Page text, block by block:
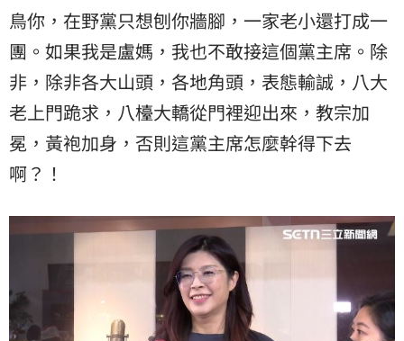
鳥你，在野黨只想刨你牆腳，一家老小還打成一
團。如果我是盧媽，我也不敢接這個黨主席。除
非，除非各大山頭，各地角頭，表態輸誠，八大
老上門跪求，八檯大轎從門裡迎出來，教宗加
冕，黃袍加身，否則這黨主席怎麼幹得下去
啊？！